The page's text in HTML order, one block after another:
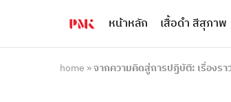
PMK
ผู้
ผลิต
สินค้า
ผู้
เสื้อ
โปโล
ยูนิฟอร์ม
หน้าหลัก เสื้อดำ สีสุภาพ
home »จากความคิดสู่การปฏิบัติ: เรื่องรา